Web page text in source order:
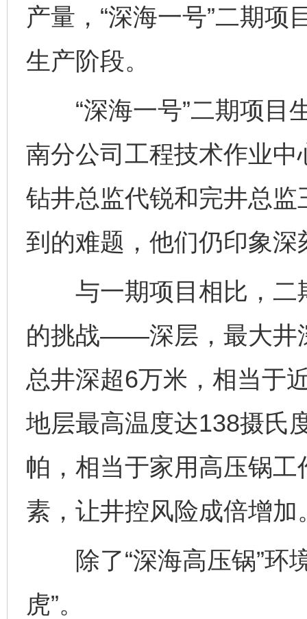
产量，“深海一号”二期
生产阶段。
“深海一号”二期项目
南分公司工程技术作业
钻井总监代锐和完井总
到的难题，他们仍印象深
与一期项目相比，二
的挑战——深层，最大井
总井深超6万米，相当于
地层最高温度达138摄氏
帕，相当于家用高压锅
素，让井控风险成倍增加
除了“深海高压锅”环
虎”。